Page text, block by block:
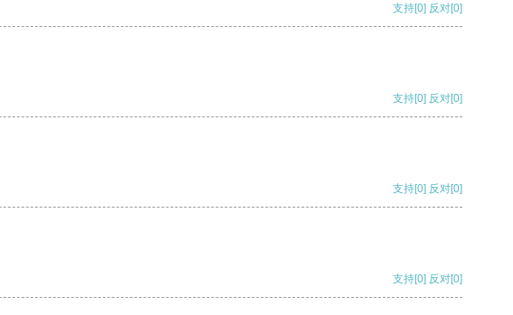
支持[0] 反对[0]
支持[0] 反对[0]
支持[0] 反对[0]
支持[0] 反对[0]